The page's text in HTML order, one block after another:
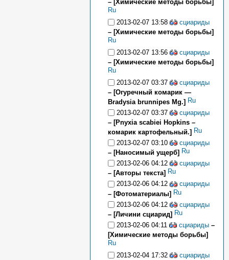
– [Химические методы борьбы]
Ru
2013-02-07 13:58
сциариды
– [Химические методы борьбы]
Ru
2013-02-07 13:56
сциариды
– [Химические методы борьбы]
Ru
2013-02-07 03:37
сциариды
– [Огуречный комарик —
Bradysia brunnipes Mg.] Ru
2013-02-07 03:37
сциариды
– [Pnyxia scabiei Hopkins –
комарик картофельный.] Ru
2013-02-07 03:10
сциариды
– [Наносимый ущерб] Ru
2013-02-06 04:12
сциариды
– [Авторы текста] Ru
2013-02-06 04:12
сциариды
– [Фотоматериалы] Ru
2013-02-06 04:12
сциариды
– [Личини сциарид] Ru
2013-02-06 04:11
сциариды –
[Химические методы борьбы]
Ru
2013-02-04 17:32
сциариды